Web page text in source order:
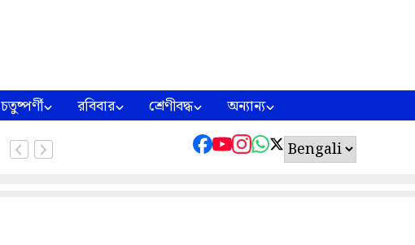
চতুষ্পর্ণী রবিবার শ্রেণীবদ্ধ অন্যান্য